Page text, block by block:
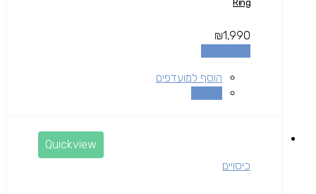
Ring
₪1,990
הוסף למועדפים
Quickview
כיסויים